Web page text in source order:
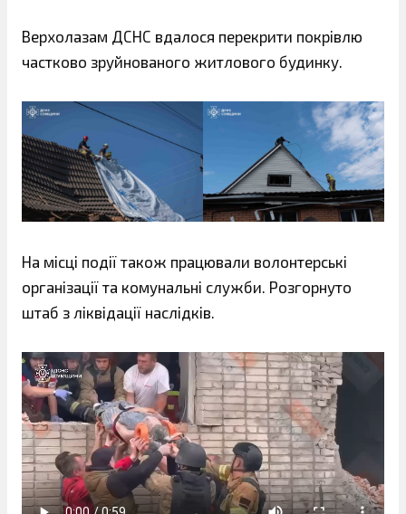
Верхолазам ДСНС вдалося перекрити покрівлю
частково зруйнованого житлового будинку.
На місці події також працювали волонтерські
організації та комунальні служби. Розгорнуто
штаб з ліквідації наслідків.